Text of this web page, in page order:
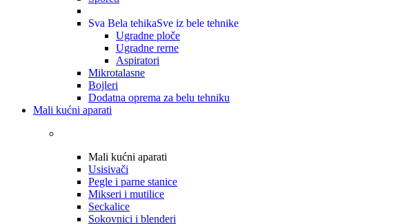
Sva Bela tehikaSve iz bele tehnike
Ugradne ploče
Ugradne rerne
Aspiratori
Mikrotalasne
Bojleri
Dodatna oprema za belu tehniku
Mali kućni aparati
Mali kućni aparati
Usisivači
Pegle i parne stanice
Mikseri i mutilice
Seckalice
Sokovnici i blenderi